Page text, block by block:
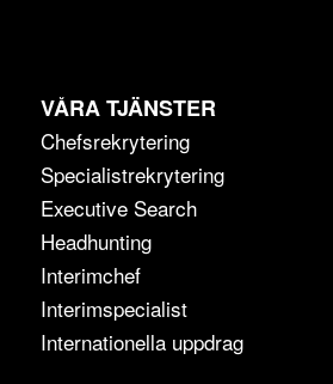
VÅRA TJÄNSTER
Chefsrekrytering
Specialistrekrytering
Executive Search
Headhunting
Interimchef
Interimspecialist
Internationella uppdrag